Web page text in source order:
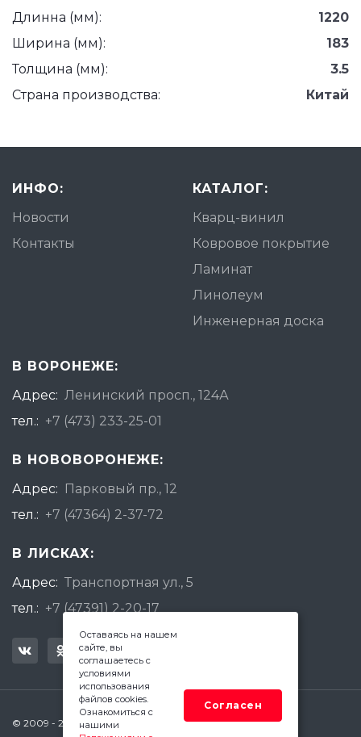
Длинна (мм):
1220
Ширина (мм):
183
Толщина (мм):
3.5
Страна производства:
Китай
ИНФО:
Новости
Контакты
КАТАЛОГ:
Кварц-винил
Ковровое покрытие
Ламинат
Линолеум
Инженерная доска
В ВОРОНЕЖЕ:
Адрес: Ленинский просп., 124А
тел.: +7 (473) 233-25-01
В НОВОВОРОНЕЖЕ:
Адрес: Парковый пр., 12
тел.: +7 (47364) 2-37-72
В ЛИСКАХ:
Адрес: Транспортная ул., 5
тел.: +7 (47391) 2-20-17
© 2009 - 2026 Квадратный Метр - Воронеж
Оставаясь на нашем
сайте, вы
соглашаетесь с
условиями
использования
файлов cookies.
Ознакомиться с
нашими
Согласен